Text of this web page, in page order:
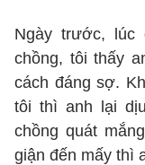
Ngày trước, lúc
chồng, tôi thấy
cách đáng sợ.
tôi thì anh lại
chồng quát
giận đến mấy thì